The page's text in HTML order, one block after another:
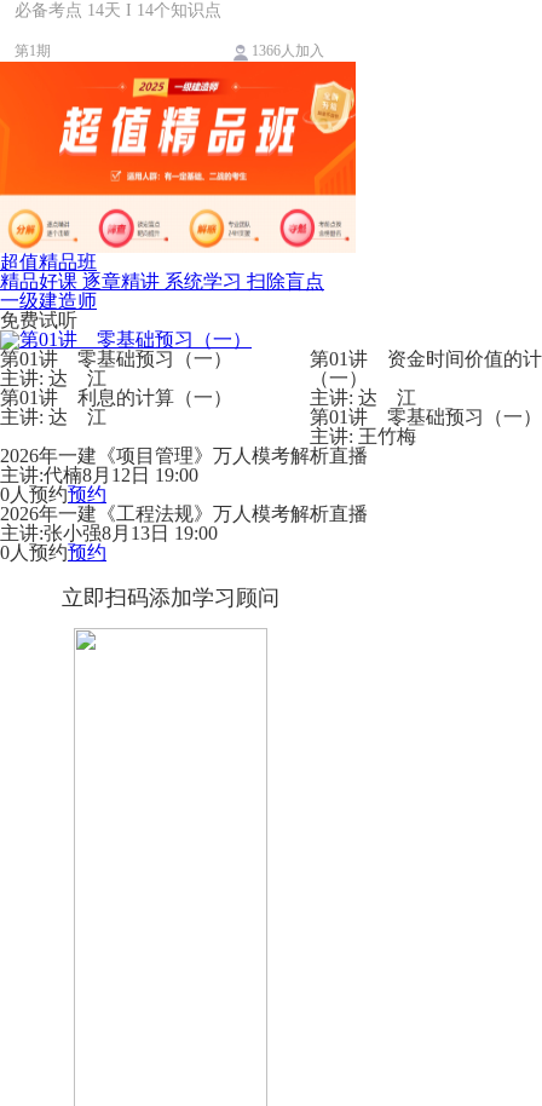
必备考点 14天 I 14个知识点
第1期 1366人加入
超值精品班
精品好课 逐章精讲 系统学习 扫除盲点
一级建造师
免费试听
第01讲 零基础预习（一）
主讲: 达 江
第01讲 利息的计算（一）
主讲: 达 江
第01讲 资金时间价值的
（一）
主讲: 达 江
第01讲 零基础预习（一）
主讲: 王竹梅
2026年一建《项目管理》万人模考解析直播
主讲:代楠8月12日 19:00
0人预约预约
2026年一建《工程法规》万人模考解析直播
主讲:张小强8月13日 19:00
0人预约预约
立即扫码添加学习顾问